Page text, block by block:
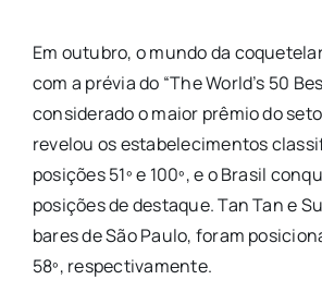
Em outubro, o mundo da
com a prévia do “The World’s 50
considerado o maior prêmio do
revelou os estabelecimentos
posições 51º e 100º, e o Brasil
posições de destaque. Tan Tan e
bares de São Paulo, foram
58º, respectivamente.